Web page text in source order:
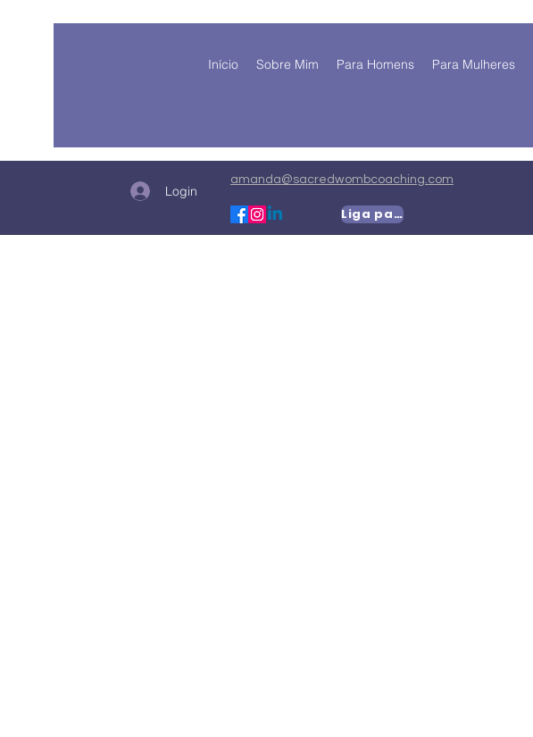
Início Sobre Mim Para Homens Para Mulheres
Login
amanda@sacredwombcoaching.com
Liga para mim